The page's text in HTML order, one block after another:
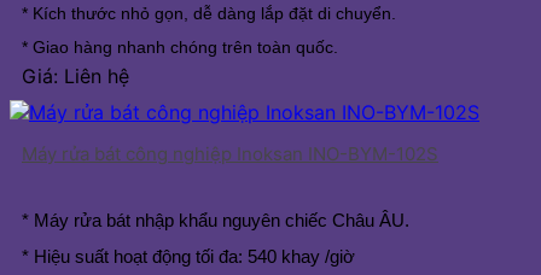
* Kích thước nhỏ gọn, dễ dàng lắp đặt di chuyển.
* Giao hàng nhanh chóng trên toàn quốc.
Giá: Liên hệ
Máy rửa bát công nghiệp Inoksan INO-BYM-102S
* Máy rửa bát nhập khẩu nguyên chiếc Châu ÂU.
* Hiệu suất hoạt động tối đa: 540 khay /giờ